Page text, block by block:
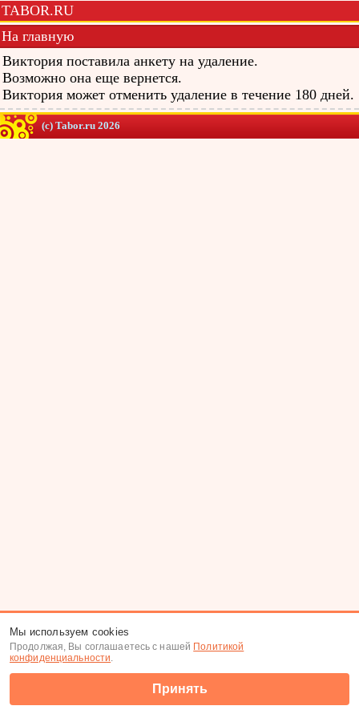
TABOR.RU
На главную
Виктория поставила анкету на удаление.
Возможно она еще вернется.
Виктория может отменить удаление в течение 180 дней.
(c) Tabor.ru 2026
Мы используем cookies
Продолжая, Вы соглашаетесь с нашей Политикой
конфиденциальности.
Принять